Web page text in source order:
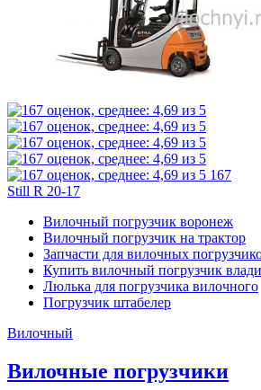
167
Still R 20-17
Вилочный погрузчик воронеж
Вилочный погрузчик на трактор
Запчасти для вилочных
Купить вилочный погрузчик
Люлька для погрузчика вилочного
Погрузчик штабелер
Вилочный
Вилочные погрузчики